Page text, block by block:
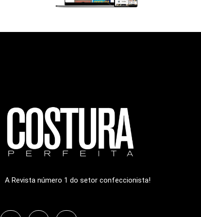
A Revista número 1 do setor confeccionista!